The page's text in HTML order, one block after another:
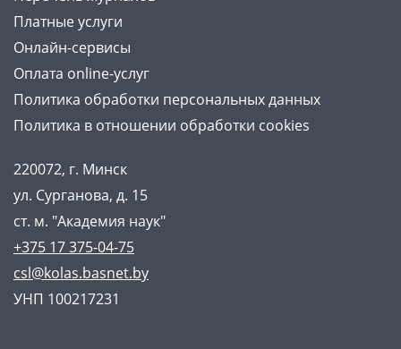
Платные услуги
Онлайн-сервисы
Оплата online-услуг
Политика обработки персональных данных
Политика в отношении обработки cookies
220072, г. Минск
ул. Сурганова, д. 15
ст. м. "Академия наук"
+375 17 375-04-75
csl@kolas.basnet.by
УНП 100217231